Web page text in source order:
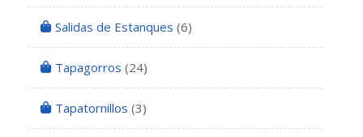
Salidas de Estanques (6)
Tapagorros (24)
Tapatornillos (3)